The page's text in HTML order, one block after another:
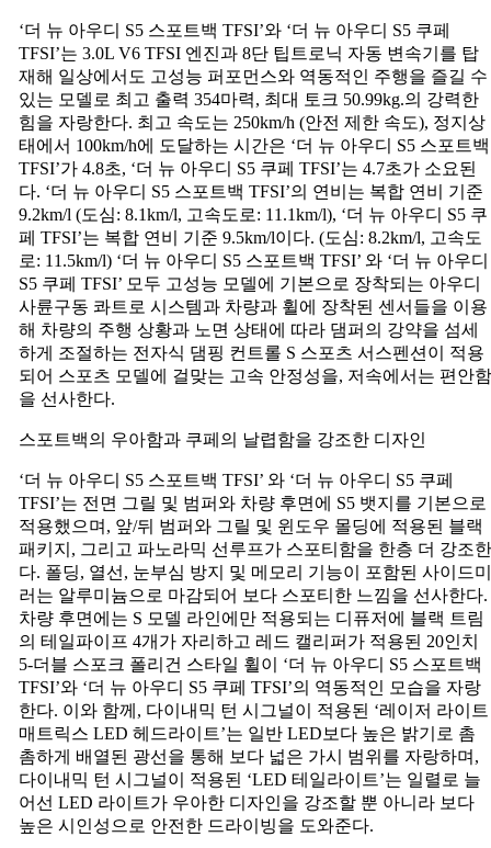
‘더 뉴 아우디 S5 스포트백 TFSI’와 ‘더 뉴 아우디 S5 쿠페
TFSI’는 3.0L V6 TFSI 엔진과 8단 팁트로닉 자동 변속기를 탑
재해 일상에서도 고성능 퍼포먼스와 역동적인 주행을 즐길 수
있는 모델로 최고 출력 354마력, 최대 토크 50.99kg.의 강력한
힘을 자랑한다. 최고 속도는 250km/h (안전 제한 속도), 정지상
태에서 100km/h에 도달하는 시간은 ‘더 뉴 아우디 S5 스포트백
TFSI’가 4.8초, ‘더 뉴 아우디 S5 쿠페 TFSI’는 4.7초가 소요된
다. ‘더 뉴 아우디 S5 스포트백 TFSI’의 연비는 복합 연비 기준
9.2km/l (도심: 8.1km/l, 고속도로: 11.1km/l), ‘더 뉴 아우디 S5 쿠
페 TFSI’는 복합 연비 기준 9.5km/l이다. (도심: 8.2km/l, 고속도
로: 11.5km/l) ‘더 뉴 아우디 S5 스포트백 TFSI’ 와 ‘더 뉴 아우디
S5 쿠페 TFSI’ 모두 고성능 모델에 기본으로 장착되는 아우디
사륜구동 콰트로 시스템과 차량과 휠에 장착된 센서들을 이용
해 차량의 주행 상황과 노면 상태에 따라 댐퍼의 강약을 섬세
하게 조절하는 전자식 댐핑 컨트롤 S 스포츠 서스펜션이 적용
되어 스포츠 모델에 걸맞는 고속 안정성을, 저속에서는 편안함
을 선사한다.
스포트백의 우아함과 쿠페의 날렵함을 강조한 디자인
‘더 뉴 아우디 S5 스포트백 TFSI’ 와 ‘더 뉴 아우디 S5 쿠페
TFSI’는 전면 그릴 및 범퍼와 차량 후면에 S5 뱃지를 기본으로
적용했으며, 앞/뒤 범퍼와 그릴 및 윈도우 몰딩에 적용된 블랙
패키지, 그리고 파노라믹 선루프가 스포티함을 한층 더 강조한
다. 폴딩, 열선, 눈부심 방지 및 메모리 기능이 포함된 사이드미
러는 알루미늄으로 마감되어 보다 스포티한 느낌을 선사한다.
차량 후면에는 S 모델 라인에만 적용되는 디퓨저에 블랙 트림
의 테일파이프 4개가 자리하고 레드 캘리퍼가 적용된 20인치
5-더블 스포크 폴리건 스타일 휠이 ‘더 뉴 아우디 S5 스포트백
TFSI’와 ‘더 뉴 아우디 S5 쿠페 TFSI’의 역동적인 모습을 자랑
한다. 이와 함께, 다이내믹 턴 시그널이 적용된 ‘레이저 라이트
매트릭스 LED 헤드라이트’는 일반 LED보다 높은 밝기로 촘
촘하게 배열된 광선을 통해 보다 넓은 가시 범위를 자랑하며,
다이내믹 턴 시그널이 적용된 ‘LED 테일라이트’는 일렬로 늘
어선 LED 라이트가 우아한 디자인을 강조할 뿐 아니라 보다
높은 시인성으로 안전한 드라이빙을 도와준다.